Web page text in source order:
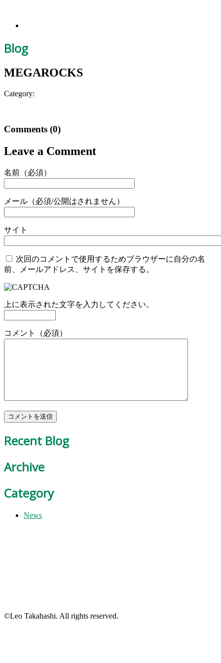
Blog
MEGAROCKS
Category:
Comments (0)
Leave a Comment
名前（必須）
メール（必須/公開はされません）
サイト
次回のコメントで使用するためブラウザーに自分の名
前、メールアドレス、サイトを保存する。
上に表示された文字を入力してください。
コメント（必須）
Recent Blog
Archive
Category
News
©Leo Takahashi. All rights reserved.